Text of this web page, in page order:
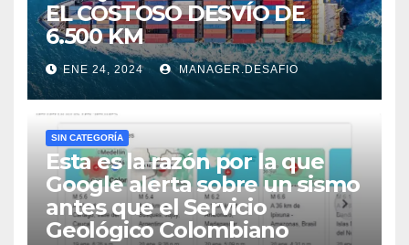
EL COSTOSO DESVÍO DE
6.500 KM
ENE 24, 2024 MANAGER.DESAFIO
SIN CATEGORÍA
Esta es la razón por la que
Google alerta sobre un sismo
antes que el Servicio
Geológico Colombiano